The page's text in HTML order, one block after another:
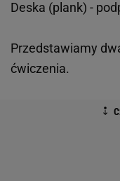
Deska (plank) -
Przedstawiamy
ćwiczenia.